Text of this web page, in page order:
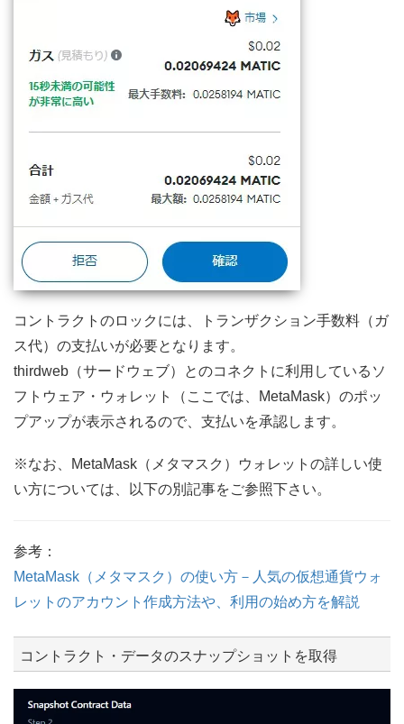
コントラクトのロックには、トランザクション手数料（ガ
ス代）の支払いが必要となります。
thirdweb（サードウェブ）とのコネクトに利用しているソ
フトウェア・ウォレット（ここでは、MetaMask）のポッ
プアップが表示されるので、支払いを承認します。
※なお、MetaMask（メタマスク）ウォレットの詳しい使
い方については、以下の別記事をご参照下さい。
参考：
MetaMask（メタマスク）の使い方－人気の仮想通貨ウォ
レットのアカウント作成方法や、利用の始め方を解説
コントラクト・データのスナップショットを取得